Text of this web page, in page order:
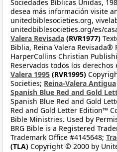
Sociedades Bíblicas Unidas,
desea más información visite
unitedbiblesocieties.org,
unitedbiblesocieties.org/es/
Valera Revisada (RVR1977)
Biblia, Reina Valera
HarperCollins Christian
Reservados todos los
Valera 1995 (RVR1995)
Societies; Reina-Valera Antigua
Spanish Blue Red and Gold
Spanish Blue Red and Gold
Red and Gold Letter Edition™
Bible Ministries. Used by
BRG Bible is a Registered
Trademark Office #4145648;
(TLA) Copyright © 2000 by